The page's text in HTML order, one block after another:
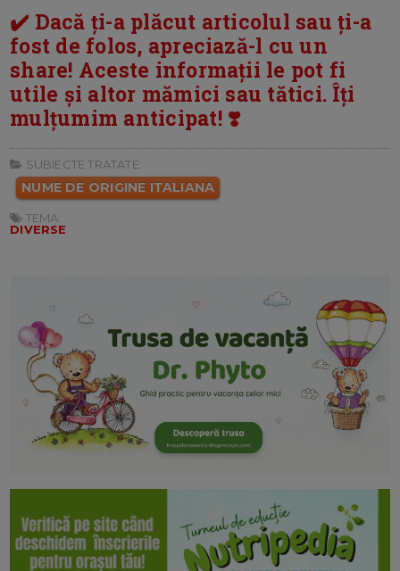
✔️ Dacă ți-a plăcut articolul sau ți-a
fost de folos, apreciază-l cu un
share! Aceste informații le pot fi
utile și altor mămici sau tătici. Îți
mulțumim anticipat! ❣️
SUBIECTE TRATATE:
NUME DE ORIGINE ITALIANA
TEMA:
DIVERSE